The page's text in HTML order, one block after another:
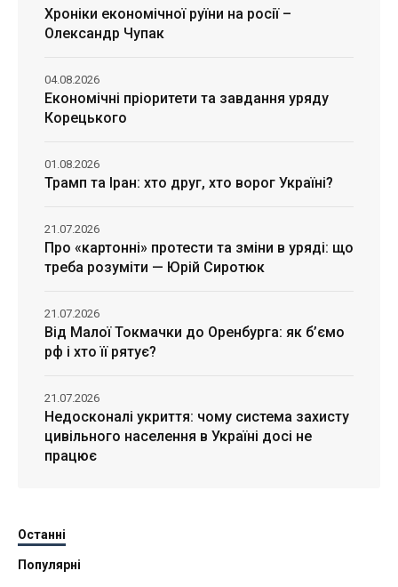
Хроніки економічної руїни на росії –
Олександр Чупак
Економічні пріоритети та завдання уряду
Корецького
04.08.2026
Трамп та Іран: хто друг, хто ворог Україні?
01.08.2026
Про «картонні» протести та зміни в уряді: що
треба розуміти — Юрій Сиротюк
21.07.2026
Від Малої Токмачки до Оренбурга: як б’ємо
рф і хто її рятує?
21.07.2026
Недосконалі укриття: чому система захисту
цивільного населення в Україні досі не
працює
21.07.2026
Останні
Популярні